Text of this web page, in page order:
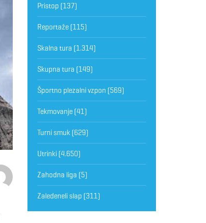
Pristop (137)
Reportaže(115)
Skalna tura (1.314)
Skupna tura (149)
Športno plezalni vzpon (569)
Tekmovanje(41)
Turni smuk(629)
Utrinki(4.650)
Zahodna liga (5)
Zaledeneli slap (311)